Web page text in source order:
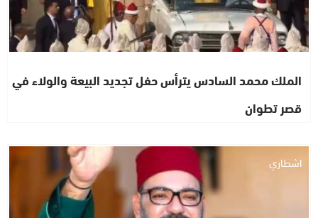
الملك محمد السادس يترأس حفل تجديد البيعة والولاء في
قصر تطوان
اشطاري